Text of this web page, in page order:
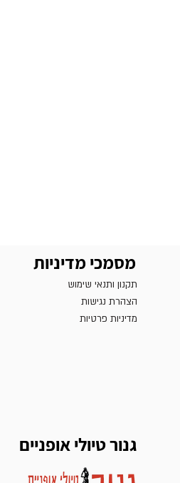
מסמכי מדיניות
תקנון ותנאי שימוש
הצהרת נגישות
מדיניות פרטיות
גנור טיולי אופניים